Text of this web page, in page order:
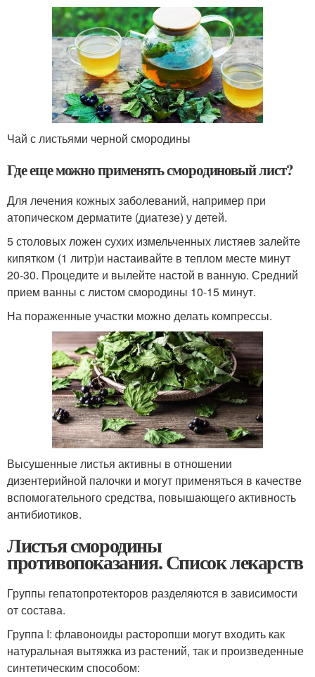
Чай с листьями черной смородины
Где еще можно применять смородиновый лист?
Для лечения кожных заболеваний, например при
атопическом дерматите (диатезе) у детей.
5 столовых ложен сухих измельченных листяев залейте
кипятком (1 литр)и настаивайте в теплом месте минут
20-30. Процедите и вылейте настой в ванную. Средний
прием ванны с листом смородины 10-15 минут.
На пораженные участки можно делать компрессы.
Высушенные листья активны в отношении
дизентерийной палочки и могут применяться в качестве
вспомогательного средства, повышающего активность
антибиотиков.
Листья смородины
противопоказания. Список лекарств
Группы гепатопротекторов разделяются в зависимости
от состава.
Группа I: флавоноиды расторопши могут входить как
натуральная вытяжка из растений, так и произведенные
синтетическим способом: